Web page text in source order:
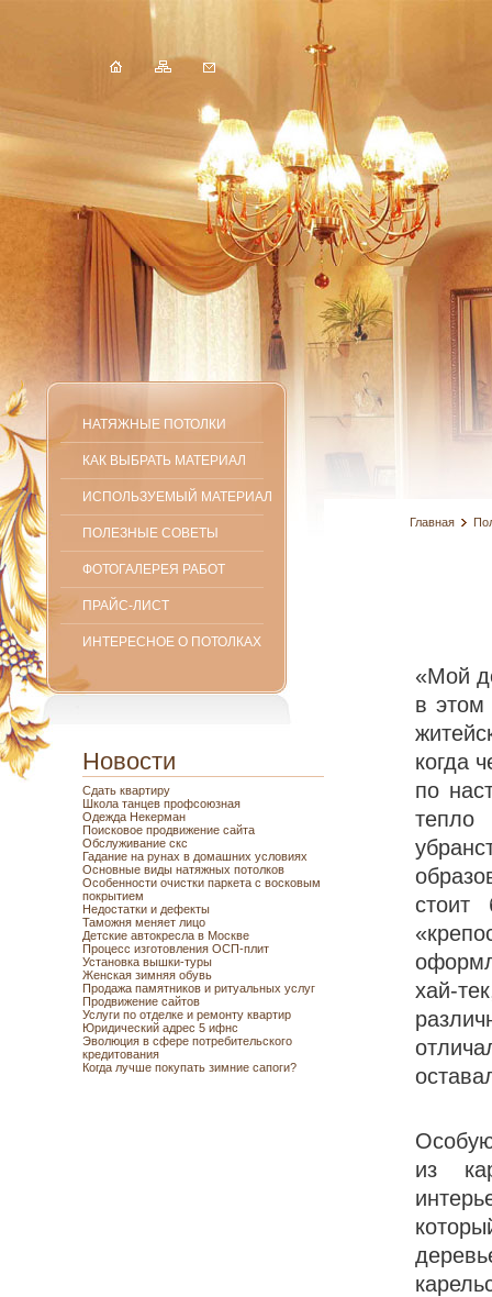
НАТЯЖНЫЕ ПОТОЛКИ
КАК ВЫБРАТЬ МАТЕРИАЛ
ИСПОЛЬЗУЕМЫЙ МАТЕРИАЛ
ПОЛЕЗНЫЕ СОВЕТЫ
ФОТОГАЛЕРЕЯ РАБОТ
ПРАЙС-ЛИСТ
ИНТЕРЕСНОЕ О ПОТОЛКАХ
Новости
Сдать квартиру
Школа танцев профсоюзная
Одежда Некерман
Поисковое продвижение сайта
Обслуживание скс
Гадание на рунах в домашних условиях
Основные виды натяжных потолков
Особенности очистки паркета с восковым
покрытием
Недостатки и дефекты
Таможня меняет лицо
Детские автокресла в Москве
Процесс изготовления ОСП-плит
Установка вышки-туры
Женская зимняя обувь
Продажа памятников и ритуальных услуг
Продвижение сайтов
Услуги по отделке и ремонту квартир
Юридический адрес 5 ифнс
Эволюция в сфере потребительского
кредитования
Когда лучше покупать зимние сапоги?
Главная
«Мой
в этом
когда
по
стоит
хай-
из